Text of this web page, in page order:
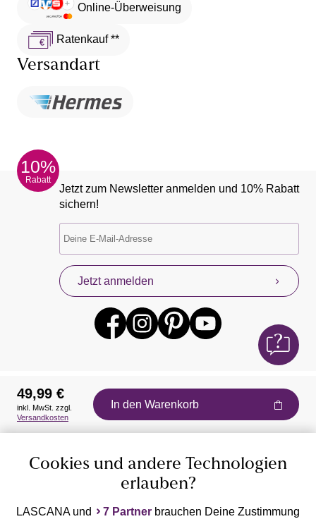
Online-Überweisung
Ratenkauf **
Versandart
10%
Rabatt
Jetzt zum Newsletter anmelden und 10% Rabatt
sichern!
Jetzt anmelden
Auszeichnungen
49,99 €
inkl. MwSt. zzgl.
Versandkosten
In den Warenkorb
Cookies und andere Technologien
erlauben?
LASCANA und 7 Partner brauchen Deine Zustimmung